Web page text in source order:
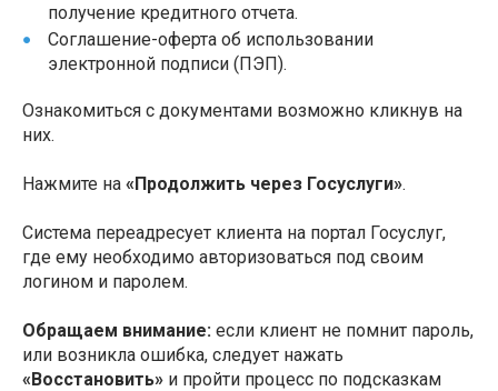
получение кредитного отчета.
Соглашение-оферта об использовании
электронной подписи (ПЭП).
Ознакомиться с документами возможно кликнув на
них.
Нажмите на «Продолжить через Госуслуги».
Система переадресует клиента на портал Госуслуг,
где ему необходимо авторизоваться под своим
логином и паролем.
Обращаем внимание: если клиент не помнит пароль,
или возникла ошибка, следует нажать
«Восстановить» и пройти процесс по подсказкам